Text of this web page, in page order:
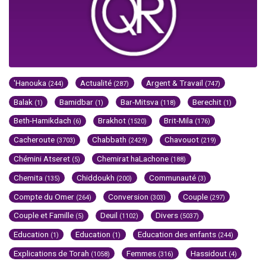
'Hanouka (244) Actualité (287) Argent & Travail (747)
Balak (1) Bamidbar (1) Bar-Mitsva (118) Berechit (1)
Beth-Hamikdach (6) Brakhot (1520) Brit-Mila (176)
Cacheroute (3703) Chabbath (2429) Chavouot (219)
Chémini Atseret (5) Chemirat haLachone (188)
Chemita (135) Chiddoukh (200) Communauté (3)
Compte du Omer (264) Conversion (303) Couple (297)
Couple et Famille (5) Deuil (1102) Divers (5037)
Education (1) Education (1) Education des enfants (244)
Explications de Torah (1058) Femmes (316) Hassidout (4)